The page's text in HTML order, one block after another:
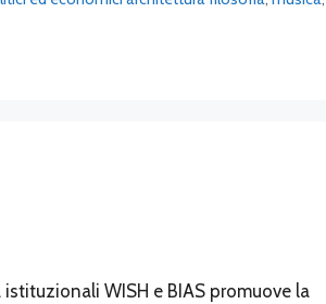
WISH e BIAS promuove la